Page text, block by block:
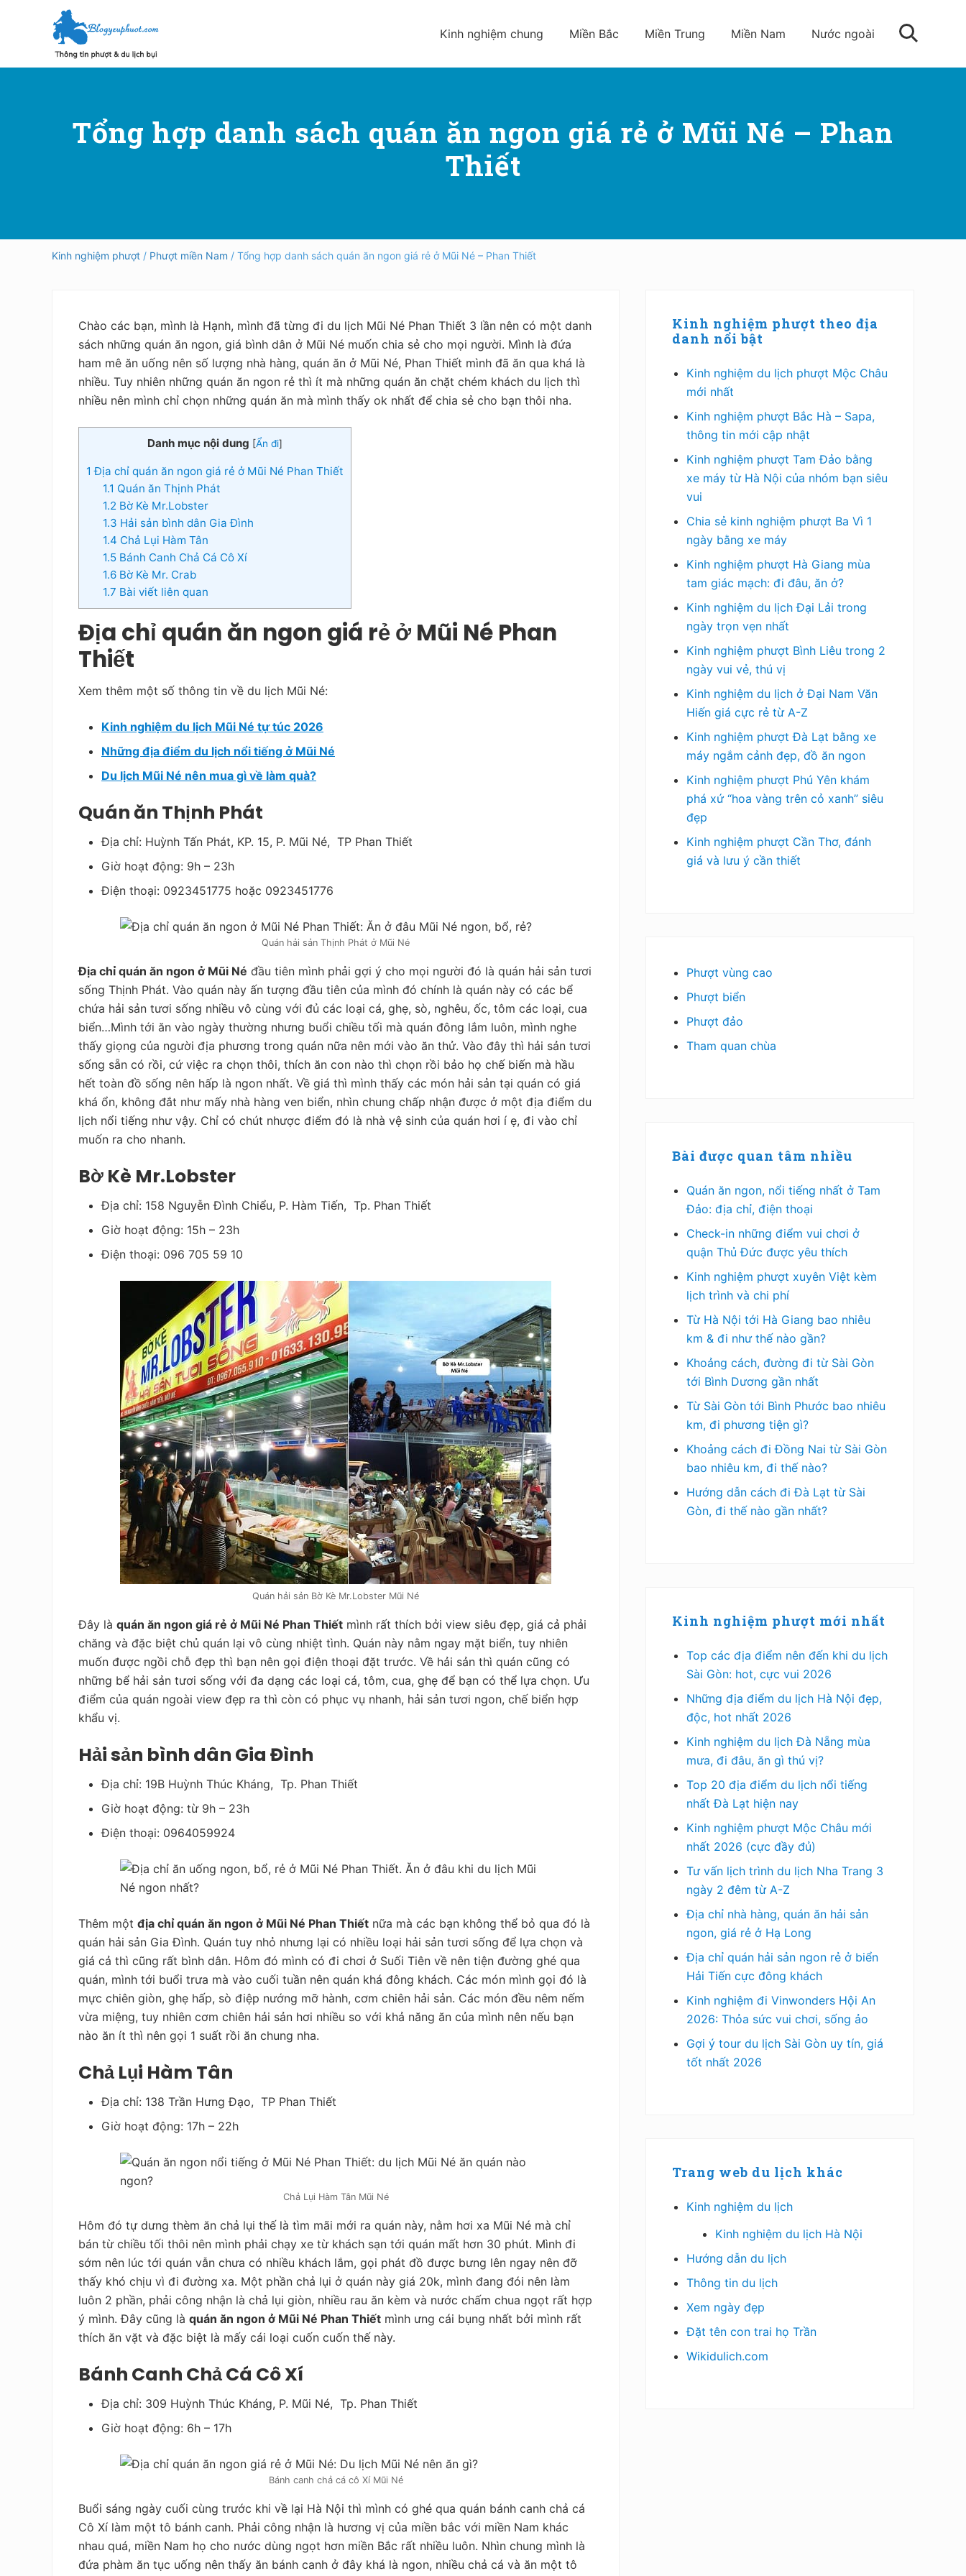
header
content
sidebarHướng
an
toàn,
Kinh nghiệm chung Miền Bắc Miền Trung Miền Nam Nước ngoài
Tìm
Tổng hợp danh sách quán ăn ngon giá rẻ ở Mũi Né – Phan
Thiết
Kinh nghiệm phượt / Phượt miền Nam / Tổng hợp danh sách quán ăn ngon giá rẻ ở Mũi Né – Phan Thiết
Chào các bạn, mình là Hạnh, mình đã từng đi du lịch Mũi Né Phan Thiết 3 lần nên có một danh
sách những quán ăn ngon, giá bình dân ở Mũi Né muốn chia sẻ cho mọi người. Mình là đứa
ham mê ăn uống nên số lượng nhà hàng, quán ăn ở Mũi Né, Phan Thiết mình đã ăn qua khá là
nhiều. Tuy nhiên những quán ăn ngon rẻ thì ít mà những quán ăn chặt chém khách du lịch thì
nhiều nên mình chỉ chọn những quán ăn mà mình thấy ok nhất để chia sẻ cho bạn thôi nha.
Danh mục nội dung [Ẩn đi]
1 Địa chỉ quán ăn ngon giá rẻ ở Mũi Né Phan Thiết
1.1 Quán ăn Thịnh Phát
1.2 Bờ Kè Mr.Lobster
1.3 Hải sản bình dân Gia Đình
1.4 Chả Lụi Hàm Tân
1.5Bánh Canh Chả Cá Cô Xí
1.6Bờ Kè Mr. Crab
1.7 Bài viết liên quan
Địa chỉ quán ăn ngon giá rẻ ở Mũi Né Phan
Thiết
Xem thêm một số thông tin về du lịch Mũi Né:
Kinh nghiệm du lịch Mũi Né tự túc 2026
Những địa điểm du lịch nổi tiếng ở Mũi Né
Du lịch Mũi Né nên mua gì về làm quà?
Quán ăn Thịnh Phát
Địa chỉ: Huỳnh Tấn Phát, KP. 15, P. Mũi Né, TP Phan Thiết
Giờ hoạt động: 9h – 23h
Điện thoại: 0923451775 hoặc 0923451776
Quán hải sản Thịnh Phát ở Mũi Né
Địa chỉ quán ăn ngon ở Mũi Né đầu tiên mình phải gợi ý cho mọi người đó là quán hải sản tươi
sống Thịnh Phát. Vào quán này ấn tượng đầu tiên của mình đó chính là quán này có các bể
chứa hải sản tươi sống nhiều vô cùng với đủ các loại cá, ghẹ, sò, nghêu, ốc, tôm các loại, cua
biển…Mình tới ăn vào ngày thường nhưng buổi chiều tối mà quán đông lắm luôn, mình nghe
thấy giọng của người địa phương trong quán nữa nên mới vào ăn thử. Vào đây thì hải sản tươi
sống sẵn có rồi, cứ việc ra chọn thôi, thích ăn con nào thì chọn rồi bảo họ chế biến mà hầu
hết toàn đồ sống nên hấp là ngon nhất. Về giá thì mình thấy các món hải sản tại quán có giá
khá ổn, không đắt như mấy nhà hàng ven biển, nhìn chung chấp nhận được ở một địa điểm du
lịch nổi tiếng như vậy. Chỉ có chút nhược điểm đó là nhà vệ sinh của quán hơi í ẹ, đi vào chỉ
muốn ra cho nhanh.
Bờ Kè Mr.Lobster
Địa chỉ: 158 Nguyễn Đình Chiểu, P. Hàm Tiến, Tp. Phan Thiết
Giờ hoạt động: 15h – 23h
Điện thoại: 096 705 59 10
Quán hải sản Bờ Kè Mr.Lobster Mũi Né
Đây là quán ăn ngon giá rẻ ở Mũi Né Phan Thiết mình rất thích bởi view siêu đẹp, giá cả phải
chăng và đặc biệt chủ quán lại vô cùng nhiệt tình. Quán này nằm ngay mặt biển, tuy nhiên
muốn được ngồi chỗ đẹp thì bạn nên gọi điện thoại đặt trước. Về hải sản thì quán cũng có
những bể hải sản tươi sống với đa dạng các loại cá, tôm, cua, ghẹ để bạn có thể lựa chọn. Ưu
điểm của quán ngoài view đẹp ra thì còn có phục vụ nhanh, hải sản tươi ngon, chế biển hợp
khẩu vị.
Hải sản bình dân Gia Đình
Địa chỉ: 19B Huỳnh Thúc Kháng, Tp. Phan Thiết
Giờ hoạt động: từ 9h – 23h
Điện thoại: 0964059924
Thêm một địa chỉ quán ăn ngon ở Mũi Né Phan Thiết nữa mà các bạn không thể bỏ qua đó là
quán hải sản Gia Đình. Quán tuy nhỏ nhưng lại có nhiều loại hải sản tươi sống để lựa chọn và
giá cả thì cũng rất bình dân. Hôm đó mình có đi chơi ở Suối Tiên về nên tiện đường ghé qua
quán, mình tới buổi trưa mà vào cuối tuần nên quán khá đông khách. Các món mình gọi đó là
mực chiên giòn, ghẹ hấp, sò điệp nướng mỡ hành, cơm chiên hải sản. Các món đều nêm nếm
vừa miệng, tuy nhiên cơm chiên hải sản hơi nhiều so với khả năng ăn của mình nên nếu bạn
nào ăn ít thì nên gọi 1 suất rồi ăn chung nha.
Chả Lụi Hàm Tân
Địa chỉ: 138 Trần Hưng Đạo, TP Phan Thiết
Giờ hoạt động: 17h – 22h
Chả Lụi Hàm Tân Mũi Né
Hôm đó tự dưng thèm ăn chả lụi thế là tìm mãi mới ra quán này, nằm hơi xa Mũi Né mà chỉ
bán từ chiều tối thôi nên mình phải chạy xe từ khách sạn tới quán mất hơn 30 phút. Mình đi
sớm nên lúc tới quán vẫn chưa có nhiều khách lắm, gọi phát đồ được bưng lên ngay nên đỡ
thấy khó chịu vì đi đường xa. Một phần chả lụi ở quán này giá 20k, mình đang đói nên làm
luôn 2 phần, phải công nhận là chả lụi giòn, nhiều rau ăn kèm và nước chấm chua ngọt rất hợp
ý mình. Đây cũng là quán ăn ngon ở Mũi Né Phan Thiết mình ưng cái bụng nhất bởi mình rất
thích ăn vặt và đặc biệt là mấy cái loại cuốn cuốn thế này.
Bánh Canh Chả Cá Cô Xí
Địa chỉ: 309 Huỳnh Thúc Kháng, P. Mũi Né, Tp. Phan Thiết
Giờ hoạt động: 6h – 17h
Bánh canh chả cá cô Xí Mũi Né
Buổi sáng ngày cuối cùng trước khi về lại Hà Nội thì mình có ghé qua quán bánh canh chả cá
Cô Xí làm một tô bánh canh. Phải công nhận là hương vị của miền bắc với miền Nam khác
nhau quá, miền Nam họ cho nước dùng ngọt hơn miền Bắc rất nhiều luôn. Nhìn chung mình là
đứa phàm ăn tục uống nên thấy ăn bánh canh ở đây khá là ngon, nhiều chả cá và ăn một tô
chính
Kinh nghiệm phượt theo địa
danh nổi bật
Kinh nghiệm du lịch phượt Mộc Châu
mới nhất
Kinh nghiệm phượt Bắc Hà – Sapa,
thông tin mới cập nhật
Kinh nghiệm phượt Tam Đảo bằng
xe máy từ Hà Nội của nhóm bạn siêu
vui
Chia sẻ kinh nghiệm phượt Ba Vì 1
ngày bằng xe máy
Kinh nghiệm phượt Hà Giang mùa
tam giác mạch: đi đâu, ăn ở?
Kinh nghiệm du lịch Đại Lải trong
ngày trọn vẹn nhất
Kinh nghiệm phượt Bình Liêu trong 2
ngày vui vẻ, thú vị
Kinh nghiệm du lịch ở Đại Nam Văn
Hiến giá cực rẻ từ A-Z
Kinh nghiệm phượt Đà Lạt bằng xe
máy ngắm cảnh đẹp, đồ ăn ngon
Kinh nghiệm phượt Phú Yên khám
phá xứ “hoa vàng trên cỏ xanh” siêu
đẹp
Kinh nghiệm phượt Cần Thơ, đánh
giá và lưu ý cần thiết
Phượt vùng cao
Phượt biển
Phượt đảo
Tham quan chùa
Bài được quan tâm nhiều
Quán ăn ngon, nổi tiếng nhất ở Tam
Đảo: địa chỉ, điện thoại
Check-in những điểm vui chơi ở
quận Thủ Đức được yêu thích
Kinh nghiệm phượt xuyên Việt kèm
lịch trình và chi phí
Từ Hà Nội tới Hà Giang bao nhiêu
km & đi như thế nào gần?
Khoảng cách, đường đi từ Sài Gòn
tới Bình Dương gần nhất
Từ Sài Gòn tới Bình Phước bao nhiêu
km, đi phương tiện gì?
Khoảng cách đi Đồng Nai từ Sài Gòn
bao nhiêu km, đi thế nào?
Hướng dẫn cách đi Đà Lạt từ Sài
Gòn, đi thế nào gần nhất?
Kinh nghiệm phượt mới nhất
Top các địa điểm nên đến khi du lịch
Sài Gòn: hot, cực vui 2026
Những địa điểm du lịch Hà Nội đẹp,
độc, hot nhất 2026
Kinh nghiệm du lịch Đà Nẵng mùa
mưa, đi đâu, ăn gì thú vị?
Top 20 địa điểm du lịch nổi tiếng
nhất Đà Lạt hiện nay
Kinh nghiệm phượt Mộc Châu mới
nhất 2026 (cực đầy đủ)
Tư vấn lịch trình du lịch Nha Trang 3
ngày 2 đêm từ A-Z
Địa chỉ nhà hàng, quán ăn hải sản
ngon, giá rẻ ở Hạ Long
Địa chỉ quán hải sản ngon rẻ ở biển
Hải Tiến cực đông khách
Kinh nghiệm đi Vinwonders Hội An
2026: Thỏa sức vui chơi, sống ảo
Gợi ý tour du lịch Sài Gòn uy tín, giá
tốt nhất 2026
Trang web du lịch khác
Kinh nghiệm du lịch
Kinh nghiệm du lịch Hà Nội
Hướng dẫn du lịch
Thông tin du lịch
Xem ngày đẹp
Đặt tên con trai họ Trần
Wikidulich.com